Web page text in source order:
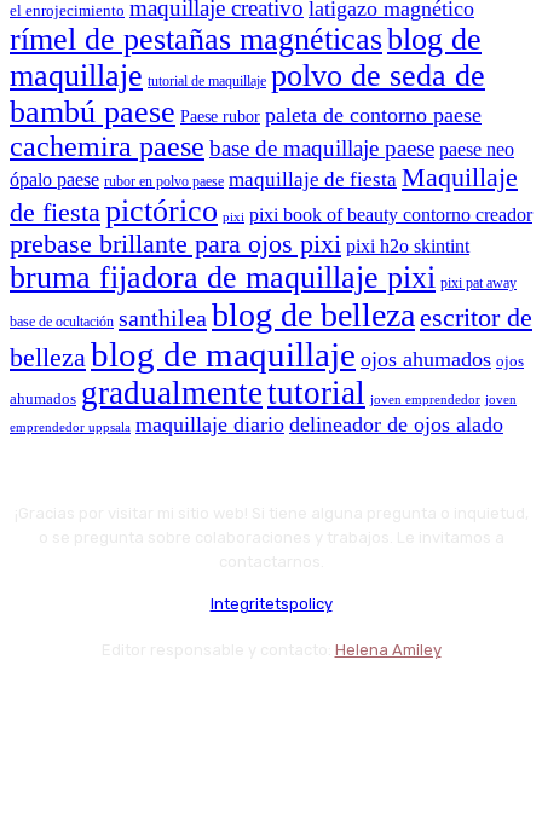
el enrojecimiento maquillaje creativo latigazo magnético
rímel de pestañas magnéticasblog de
maquillaje tutorial de maquillaje polvo de seda de
bambú paese Paese rubor paleta de contorno paese
cachemira paese base de maquillaje paese paese neo
ópalo paese rubor en polvo paese maquillaje de fiesta Maquillaje
de fiestapictórico pixi pixi book of beauty contorno creador
prebase brillante para ojos pixi pixi h2o skintint
bruma fijadora de maquillaje pixi pixi pat away
base de ocultación santhilea blog de bellezaescritor de
bellezablog de maquillaje ojos ahumados ojos
ahumados gradualmentetutorial joven emprendedor joven
emprendedor uppsala maquillaje diario delineador de ojos alado
Integritetspolicy
Helena Amiley